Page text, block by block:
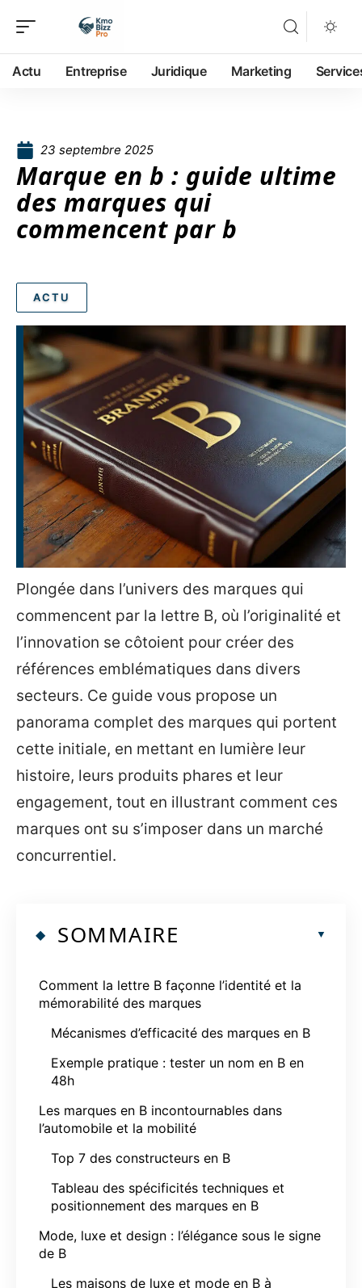
Actu Entreprise Juridique Marketing
23 septembre 2025
Marque en b : guide ultime
des marques qui
commencent par b
ACTU
Plongée dans l’univers des marques qui
commencent par la lettre B, où l’originalité et
l’innovation se côtoient pour créer des
références emblématiques dans divers
secteurs. Ce guide vous propose un
panorama complet des marques qui portent
cette initiale, en mettant en lumière leur
histoire, leurs produits phares et leur
engagement, tout en illustrant comment ces
marques ont su s’imposer dans un marché
concurrentiel.
SOMMAIRE
Comment la lettre B façonne l’identité et la
mémorabilité des marques
Mécanismes d’efficacité des marques en B
Exemple pratique : tester un nom en B en
48h
Les marques en B incontournables dans
l’automobile et la mobilité
Top 7 des constructeurs en B
Tableau des spécificités techniques et
positionnement des marques en B
Mode, luxe et design : l’élégance sous le signe
de B
Les maisons de luxe et mode en B à